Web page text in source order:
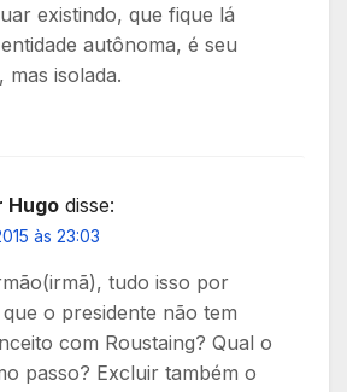
existindo, que fique lá
autônoma, é seu
mas isolada.
Hugo disse:
às 23:03
tudo isso por
o presidente não tem
com Roustaing? Qual o
passo? Excluir também o